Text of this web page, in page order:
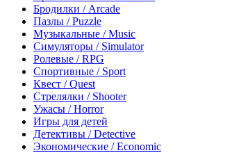
Бродилки / Arcade
Пазлы / Puzzle
Музыкальные / Music
Симуляторы / Simulator
Ролевые / RPG
Спортивные / Sport
Квест / Quest
Стрелялки / Shooter
Ужасы / Horror
Игры для детей
Детективы / Detective
Экономические / Economic